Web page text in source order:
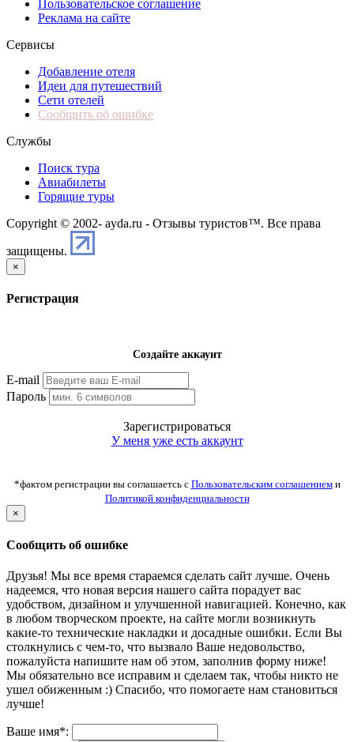
Пользовательское соглашение
Реклама на сайте
Сервисы
Добавление отеля
Идеи для путешествий
Сети отелей
Сообщить об ошибке
Службы
Поиск тура
Авиабилеты
Горящие туры
Copyright © 2002- ayda.ru - Отзывы туристов™. Все права
защищены.
×
Регистрация
Создайте аккаунт
E-mail
Пароль
Зарегистрироваться
У меня уже есть аккаунт
*фактом регистрации вы соглашаетсь с Пользовательским соглашениеми
Политикой конфиденциальности
×
Сообщить об ошибке
Друзья! Мы все время стараемся сделать сайт лучше. Очень
надеемся, что новая версия нашего сайта порадует вас
удобством, дизайном и улучшенной навигацией. Конечно, как
в любом творческом проекте, на сайте могли возникнуть
какие-то технические накладки и досадные ошибки. Если Вы
столкнулись с чем-то, что вызвало Ваше недовольство,
пожалуйста напишите нам об этом, заполнив форму ниже!
Мы обязательно все исправим и сделаем так, чтобы никто не
ушел обиженным :) Спасибо, что помогаете нам становиться
лучше!
Ваше имя*: